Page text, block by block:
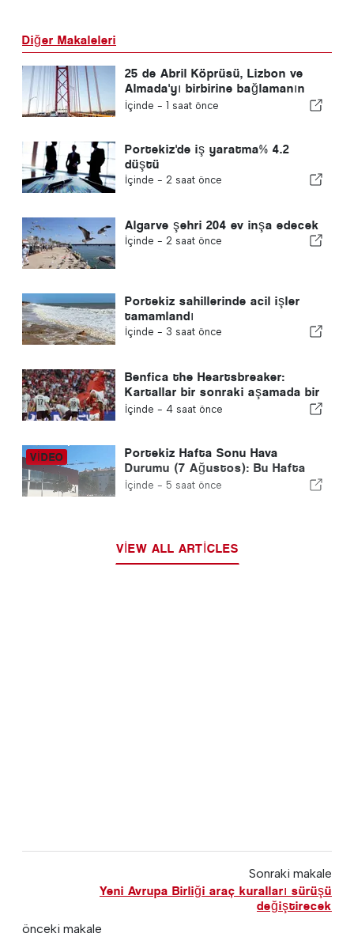
Diğer Makaleleri
25 de Abril Köprüsü, Lizbon ve
Almada'yı birbirine bağlamanın
60. yılını kutluyor
İçinde - 1 saat önce
Portekiz'de iş yaratma% 4.2
düştü
İçinde - 2 saat önce
Algarve şehri 204 ev inşa edecek
İçinde - 2 saat önce
Portekiz sahillerinde acil işler
tamamlandı
İçinde - 3 saat önce
Benfica the Heartsbreaker:
Kartallar bir sonraki aşamada bir
ayağıyla Edinburgh'a gidiyor
İçinde - 4 saat önce
Portekiz Hafta Sonu Hava
Durumu (7 Ağustos): Bu Hafta
Sonu Portekiz'de Ne Beklenmeli
İçinde - 5 saat önce
VIEW ALL ARTICLES
Sonraki makale
Yeni Avrupa Birliği araç kuralları sürüşü
değiştirecek
önceki makale